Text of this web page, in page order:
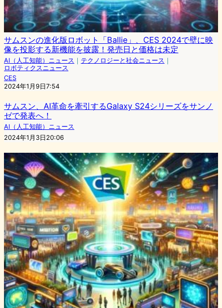
サムスンの進化版ロボット「Ballie」、CES 2024で壁に映
像を投影する新機能を披露！発売日と価格は未定
AI（人工知能）ニュース ｜ テクノロジーと社会ニュース ｜
ロボティクスニュース
CES
2024年1月9日7:54
サムスン、AI革命を牽引するGalaxy S24シリーズをサンノ
ゼで発表へ！
AI（人工知能）ニュース
2024年1月3日20:06